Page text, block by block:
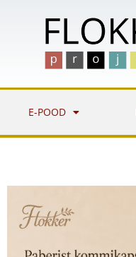
E-POOD